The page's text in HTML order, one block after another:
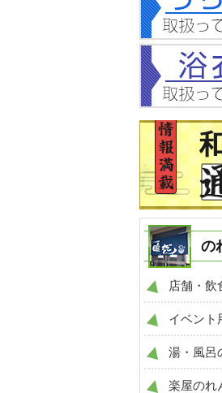
マスク 製作事例
の
店舗・飲
イベント
湯・風呂
楽屋のれ